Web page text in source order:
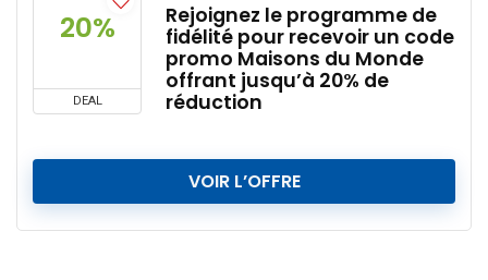
20%
DEAL
Rejoignez le programme de
fidélité pour recevoir un code
promo Maisons du Monde
offrant jusqu’à 20% de
réduction
VOIR L’OFFRE